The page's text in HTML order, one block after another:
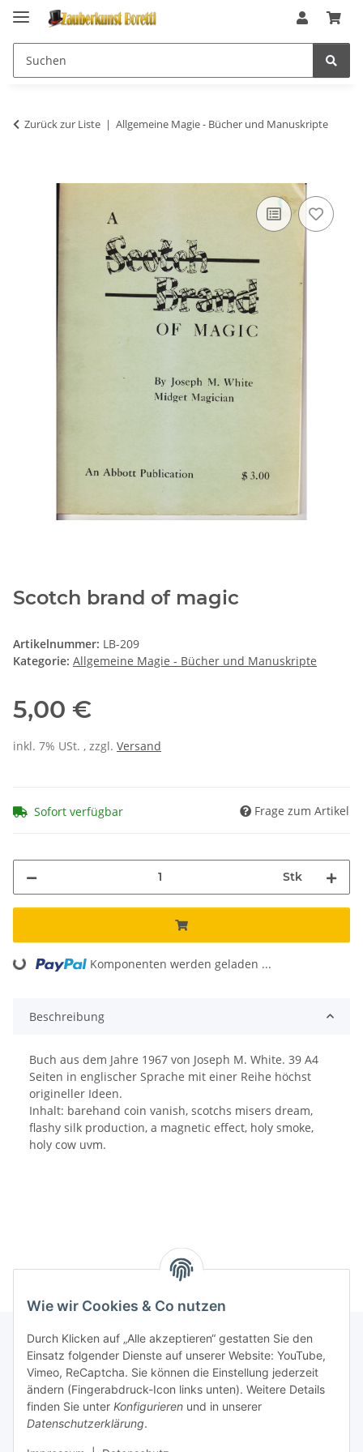
Wie wir Cookies & Co nutzen
Durch Klicken auf „Alle akzeptieren“ gestatten Sie den
Einsatz folgender Dienste auf unserer Website: YouTube,
Vimeo, ReCaptcha. Sie können die Einstellung jederzeit
ändern (Fingerabdruck-Icon links unten). Weitere Details
finden Sie unter Konfigurieren und in unserer
Datenschutzerklärung.
Zurück zur Liste Allgemeine Magie - Bücher und Manuskripte
Scotch brand of magic
Artikelnummer: LB-209
Kategorie: Allgemeine Magie - Bücher und Manuskripte
5,00 €
inkl. 7% USt. , zzgl. Versand
Sofort verfügbar Frage zum Artikel
Stk
Loading... Komponenten werden geladen ...
Beschreibung
Buch aus dem Jahre 1967 von Joseph M. White. 39 A4
Seiten in englischer Sprache mit einer Reihe höchst
origineller Ideen.
Inhalt: barehand coin vanish, scotchs misers dream,
flashy silk production, a magnetic effect, holy smoke,
holy cow uvm.
Informationen
Gesetzliche Informationen